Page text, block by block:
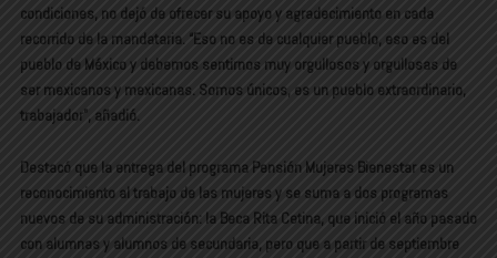
condiciones, no dejó de ofrecer su apoyo y agradecimiento en cada
recorrido de la mandataria. “Eso no es de cualquier pueblo, eso es del
pueblo de México y debemos sentirnos muy orgullosos y orgullosas de
ser mexicanos y mexicanas. Somos únicos, es un pueblo extraordinario,
trabajador”, añadió.
Destacó que la entrega del programa Pensión Mujeres Bienestar es un
reconocimiento al trabajo de las mujeres y se suma a dos programas
nuevos de su administración: la Beca Rita Cetina, que inició el año pasado
con alumnas y alumnos de secundaria, pero que a partir de septiembre